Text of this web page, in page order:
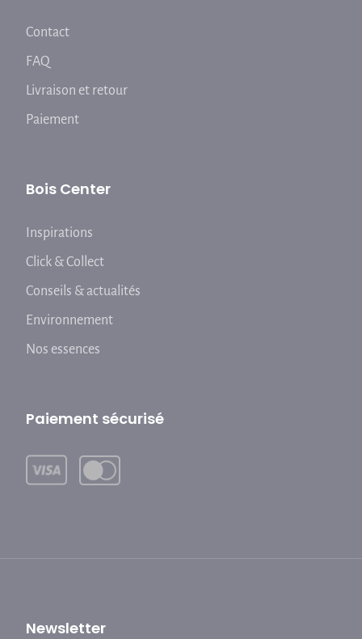
Contact
FAQ
Livraison et retour
Paiement
Bois Center
Inspirations
Click & Collect
Conseils & actualités
Environnement
Nos essences
Paiement sécurisé
Newsletter